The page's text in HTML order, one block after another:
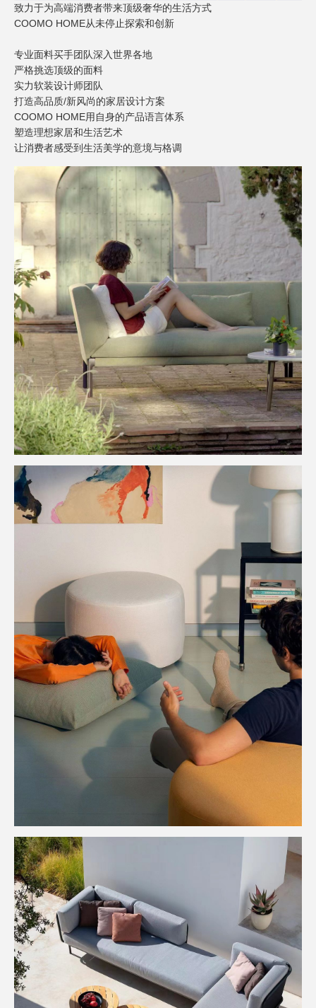
致力于为高端消费者带来顶级奢华的生活方式
COOMO HOME从未停止探索和创新
专业面料买手团队深入世界各地
严格挑选顶级的面料
实力软装设计师团队
打造高品质/新风尚的家居设计方案
COOMO HOME用自身的产品语言体系
塑造理想家居和生活艺术
让消费者感受到生活美学的意境与格调